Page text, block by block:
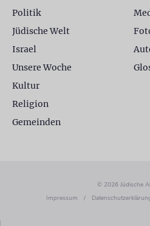
Politik
Jüdische Welt
Israel
Unsere Woche
Kultur
Religion
Gemeinden
© 2026 Jüdische
Impressum
/